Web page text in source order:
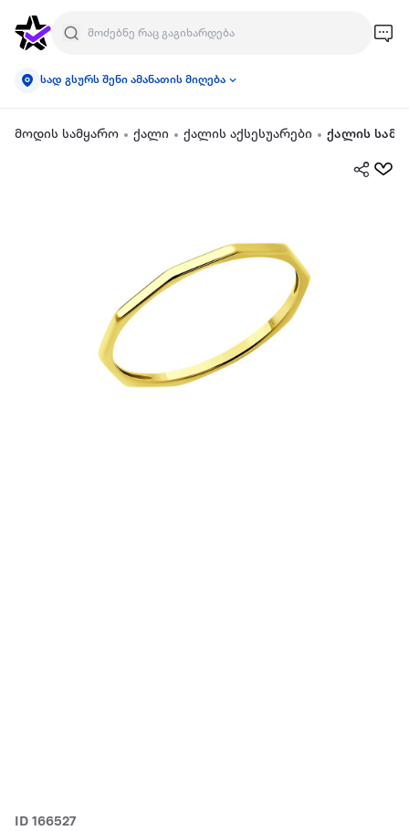
სად გსურს შენი ამანათის მიღება
მოდის სამყარო ქალი ქალის აქსესუარები ქალის
ID 166527